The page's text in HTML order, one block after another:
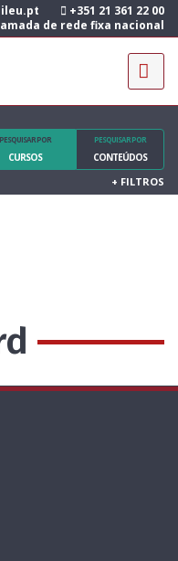
+351 21 361 22 00
de rede fixa nacional
PESQUISAR POR
CURSOS
PESQUISAR POR
CONTEÚDOS
+ FILTROS